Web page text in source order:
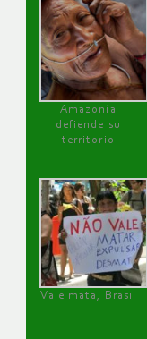
Amazonía
defiende su
territorio
Vale mata, Brasil